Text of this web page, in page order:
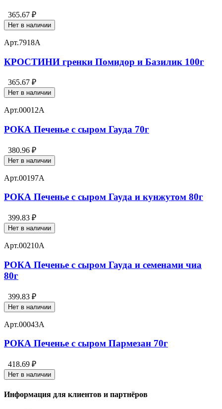
365.67 ₽
Нет в наличии
Арт.7918А
КРОСТИНИ гренки Помидор и Базилик 100г
365.67 ₽
Нет в наличии
Арт.00012А
РОКА Печенье с сыром Гауда 70г
380.96 ₽
Нет в наличии
Арт.00197А
РОКА Печенье с сыром Гауда и кунжутом 80г
399.83 ₽
Нет в наличии
Арт.00210А
РОКА Печенье с сыром Гауда и семенами чиа
80г
399.83 ₽
Нет в наличии
Арт.00043А
РОКА Печенье с сыром Пармезан 70г
418.69 ₽
Нет в наличии
Информация для клиентов и партнёров